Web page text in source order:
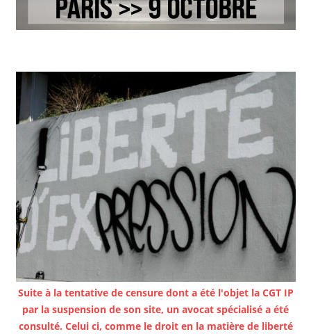
Suite à la tentative de censure dont a été l'objet la CGT IP
par la suspension de son site, un avocat spécialisé a été
consulté. Celui ci, comme le droit en la matière de liberté